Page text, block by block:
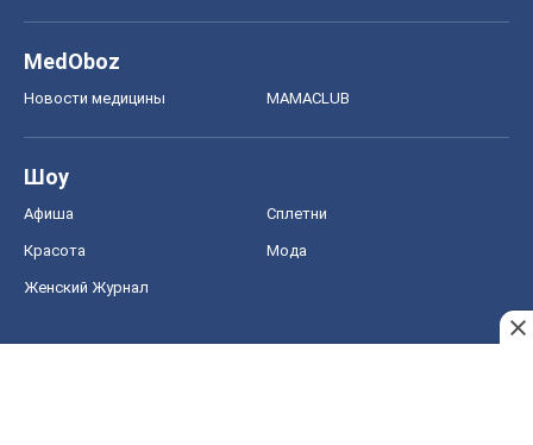
MedOboz
Новости медицины MAMACLUB
Шоу
Афиша Сплетни
Красота Мода
Женский Журнал